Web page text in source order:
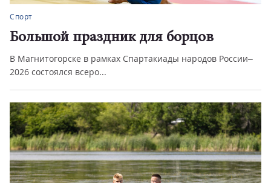
Спорт
Большой праздник для борцов
В Магнитогорске в рамках Спартакиады народов России–
2026 состоялся всеро...